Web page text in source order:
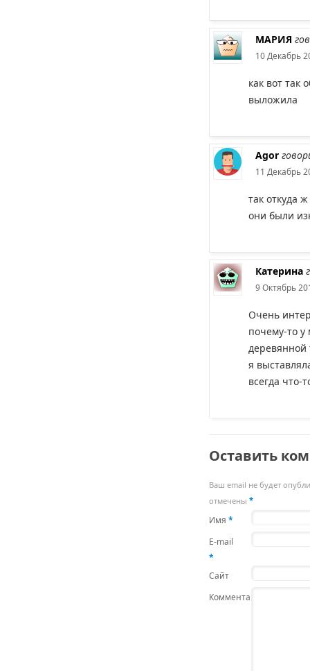
МАРИЯ
10 Декабрь
как вот так
выложила
Agor
11 Декабрь
так откуда
они были
Катерина
9 Октябрь
Очень
почему-то у
деревянной
я
всегда что-
Оставить
Ваш email не будет
отмечены *
Имя *
E-mail
*
Сайт
Комментарий